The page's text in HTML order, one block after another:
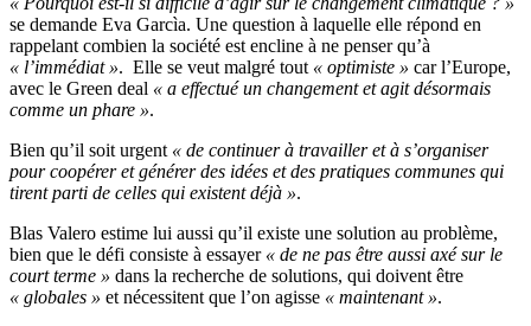
se demande Eva Garcìa. Une question à laquelle elle répond en
rappelant combien la société est encline à ne penser qu’à
« l’immédiat ». Elle se veut malgré tout « optimiste » car l’Europe,
avec le Green deal « a effectué un changement et agit désormais
comme un phare ».
Bien qu’il soit urgent « de continuer à travailler et à s’organiser
pour coopérer et générer des idées et des pratiques communes qui
tirent parti de celles qui existent déjà ».
Blas Valero estime lui aussi qu’il existe une solution au problème,
bien que le défi consiste à essayer « de ne pas être aussi axé sur le
court terme » dans la recherche de solutions, qui doivent être
« globales » et nécessitent que l’on agisse « maintenant ».